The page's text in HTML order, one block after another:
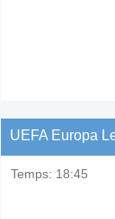
UEFA Europa
Temps: 18:45